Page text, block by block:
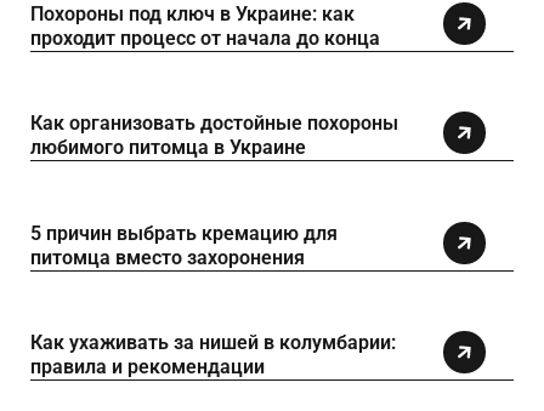
Похороны под ключ в Украине: как
проходит процесс от начала до конца
Как организовать достойные похороны
любимого питомца в Украине
5 причин выбрать кремацию для
питомца вместо захоронения
Как ухаживать за нишей в колумбарии:
правила и рекомендации